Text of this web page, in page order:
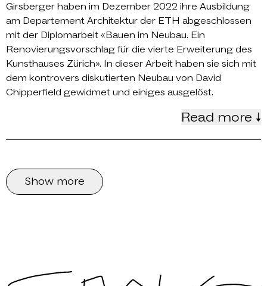
Girsberger haben im Dezember 2022 ihre Ausbildung
am Departement Architektur der ETH abgeschlossen
mit der Diplomarbeit «Bauen im Neubau. Ein
Renovierungsvorschlag für die vierte Erweiterung des
Kunsthauses Zürich». In dieser Arbeit haben sie sich mit
dem kontrovers diskutierten Neubau von David
Chipperfield gewidmet und einiges ausgelöst.
Read more ↓
Show more